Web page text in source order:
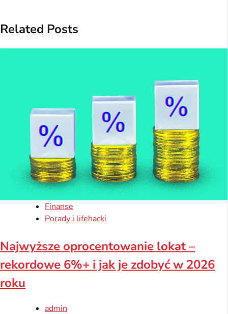
Related Posts
Finanse
Porady i lifehacki
Najwyższe oprocentowanie lokat –
rekordowe 6%+ i jak je zdobyć w 2026
roku
admin